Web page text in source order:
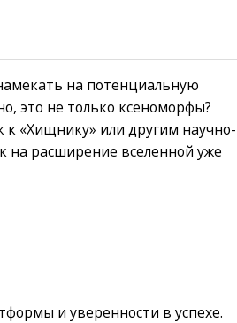
на потенциальную
это не только ксеноморфы?
к «Хищнику» или другим научно-
расширение вселенной уже
и уверенности в успехе.